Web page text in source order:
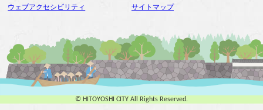
ウェブアクセシビリティ
サイトマップ
© HITOYOSHI CITY All Rights Reserved.